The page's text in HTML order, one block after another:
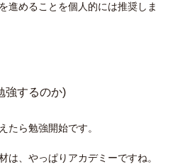
進めることを個人的には推奨しま
強するのか)
たら勉強開始です。
は、やっぱりアカデミーですね。